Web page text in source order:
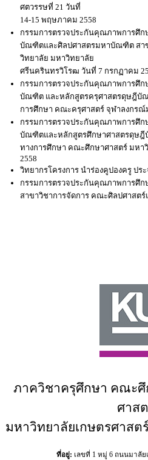
ศตวรรษที่ 21 วันที่
14-15 พฤษภาคม 2558
กรรมการตรวจประกันคุณภาพการศึ
บัณฑิตและศิลปศาสตรมหาบัณฑิต สา
วิทยาลัย มหาวิทยาลัย
ศรีนครินทรวิโรฒ วันที่ 7 กรกฏาคม
กรรมการตรวจประกันคุณภาพการศึ
บัณฑิต และหลักสูตรครุศาสตรดุษฎีบัณ
การศึกษา คณะครุศาสตร์ จุฬาลงกรณ์
กรรมการตรวจประกันคุณภาพการศึ
บัณฑิตและหลักสูตรศึกษาศาสตรดุษฎี
ทางการศึกษา คณะศึกษาศาสตร์ มหา
2558
วิทยากรโครงการ นำร่องคูปองครู ปร
กรรมการตรวจประกันคุณภาพการศึ
สาขาวิชาการจัดการ คณะศิลปศาสตร์
ภาควิชาครุศึกษา คณะ
ศาส
มหาวิทยาลัยเกษตรศาสต
ที่อยู่: เลขที่ 1 หมู่ 6 ถนนมาลั